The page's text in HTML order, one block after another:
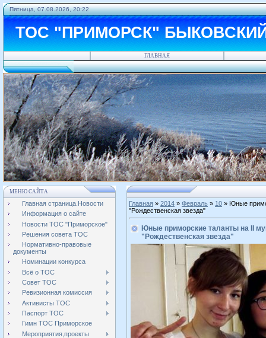
Пятница, 07.08.2026, 20:22
ТОС "ПРИМОРСК"
ГЛАВНАЯ
МЕНЮ САЙТА
Главная страница.Новости
Информация о сайте
Новости ТОС "Приморское"
Решения совета ТОС
Нормативно-правовые
документы
Номинации конкурса
Всё о ТОС
Совет ТОС
Ревизионная комиссия
Активисты ТОС
Паспорт ТОС
Гимн ТОС Приморское
Мероприятия,проекты
Главная » 2014 » Февраль » 10 » Юные
"Рождественская звезда"
Юные приморские таланты на II
"Рождественская звезда"